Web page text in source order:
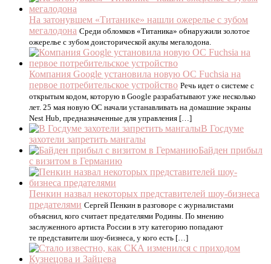
На затонувшем «Титанике» нашли ожерелье с зубом
мегалодона Среди обломков «Титаника» обнаружили золотое
ожерелье с зубом доисторической акулы мегалодона.
Компания Google установила новую OC Fuchsia на
первое потребительское устройство Речь идет о системе с
открытым кодом, которую в Google разрабатывают уже несколько
лет. 25 мая новую ОС начали устанавливать на домашние экраны
Nest Hub, предназначенные для управления […]
В Госдуме
захотели запретить мангалы
Байден прибыл
с визитом в Германию
Пенкин назвал некоторых представителей шоу-бизнеса
предателями Сергей Пенкин в разговоре с журналистами
объяснил, кого считает предателями Родины. По мнению
заслуженного артиста России в эту категорию попадают
те представители шоу-бизнеса, у кого есть […]